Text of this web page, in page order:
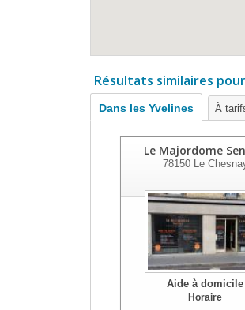
Résultats similaires
Dans les Yvelines À
Le Majordome
78150Le
Aide à domicile
Horaire